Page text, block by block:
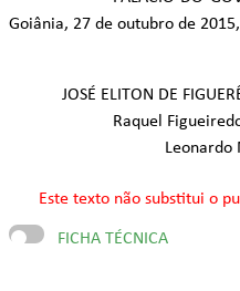
Goiânia, 27 de outubro de
JOSÉ ELITON DE
Raquel
Leonardo
Este texto não substitui o
FICHA TÉCNICA